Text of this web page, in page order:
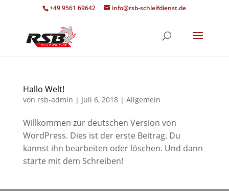
+49 9561 69642 info@rsb-schleifdienst.de
Hallo Welt!
von rsb-admin | Juli 6, 2018| Allgemein
Willkommen zur deutschen Version von
WordPress. Dies ist der erste Beitrag. Du
kannst ihn bearbeiten oder löschen. Und dann
starte mit dem Schreiben!